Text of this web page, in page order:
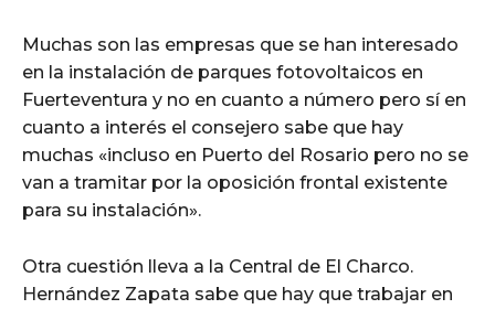
Muchas son las empresas que se han interesado
en la instalación de parques fotovoltaicos en
Fuerteventura y no en cuanto a número pero sí en
cuanto a interés el consejero sabe que hay
muchas «incluso en Puerto del Rosario pero no se
van a tramitar por la oposición frontal existente
para su instalación».
Otra cuestión lleva a la Central de El Charco.
Hernández Zapata sabe que hay que trabajar en